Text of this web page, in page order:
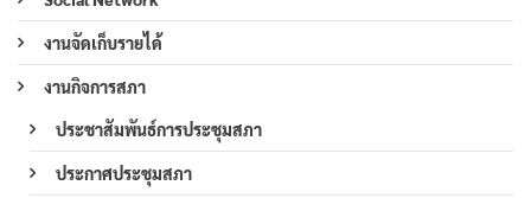
งานจัดเก็บรายได้
งานกิจการสภา
ประชาสัมพันธ์การประชุมสภา
ประกาศประชุมสภา